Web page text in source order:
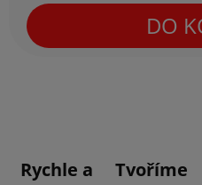
Měrná cena:
DO
Rychle a
Tvoříme